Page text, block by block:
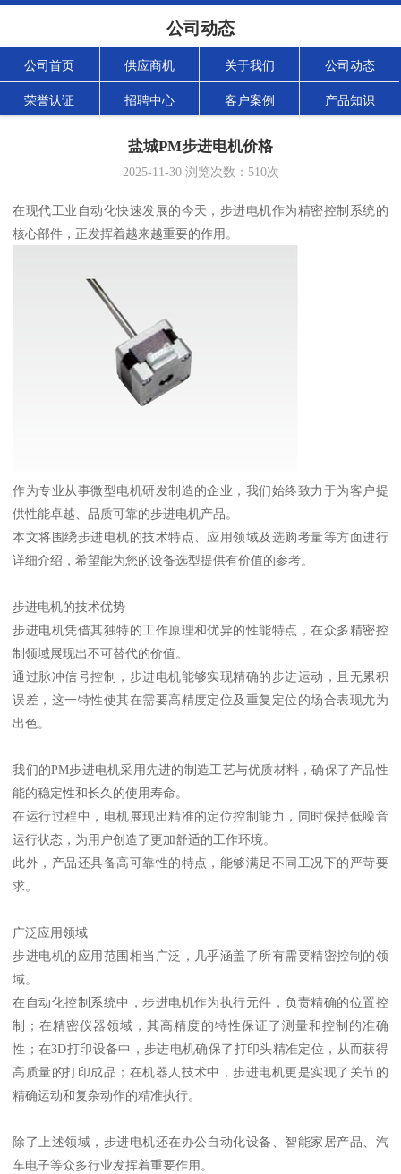
公司动态
公司首页 供应商机 关于我们 公司动态
荣誉认证 招聘中心 客户案例 产品知识
盐城PM步进电机价格
2025-11-30浏览次数： 510次
在现代工业自动化快速发展的今天，步进电机作为精密控制系统的
核心部件，正发挥着越来越重要的作用。
作为专业从事微型电机研发制造的企业，我们始终致力于为客户提
供性能卓越、品质可靠的步进电机产品。
本文将围绕步进电机的技术特点、应用领域及选购考量等方面进行
详细介绍，希望能为您的设备选型提供有价值的参考。
步进电机的技术优势
步进电机凭借其独特的工作原理和优异的性能特点，在众多精密控
制领域展现出不可替代的价值。
通过脉冲信号控制，步进电机能够实现精确的步进运动，且无累积
误差，这一特性使其在需要高精度定位及重复定位的场合表现尤为
出色。
我们的PM步进电机采用先进的制造工艺与优质材料，确保了产品性
能的稳定性和长久的使用寿命。
在运行过程中，电机展现出精准的定位控制能力，同时保持低噪音
运行状态，为用户创造了更加舒适的工作环境。
此外，产品还具备高可靠性的特点，能够满足不同工况下的严苛要
求。
广泛应用领域
步进电机的应用范围相当广泛，几乎涵盖了所有需要精密控制的领
域。
在自动化控制系统中，步进电机作为执行元件，负责精确的位置控
制；在精密仪器领域，其高精度的特性保证了测量和控制的准确
性；在3D打印设备中，步进电机确保了打印头精准定位，从而获得
高质量的打印成品；在机器人技术中，步进电机更是实现了关节的
精确运动和复杂动作的精准执行。
除了上述领域，步进电机还在办公自动化设备、智能家居产品、汽
车电子等众多行业发挥着重要作用。